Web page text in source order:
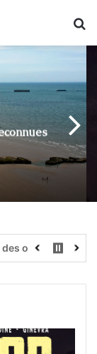
de la Seconde